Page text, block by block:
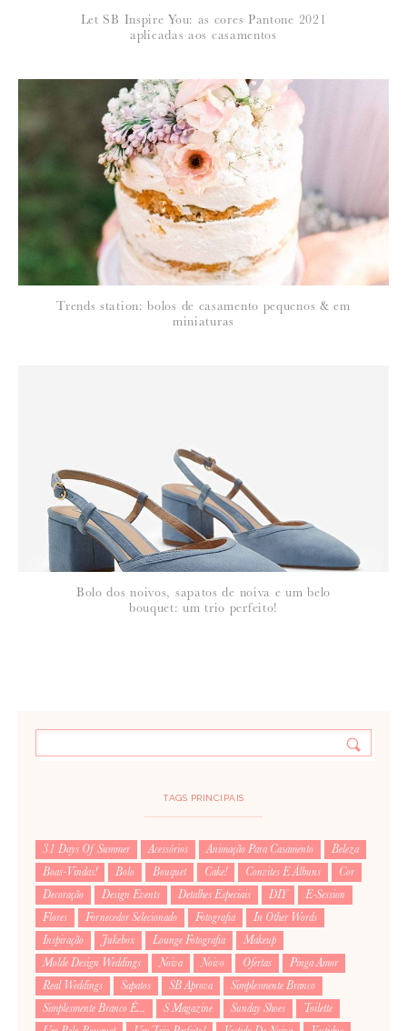
Para saber como tratamos e protegemos os seus dados, leia a nossa
política de privacidade
Let SB Inspire You: as cores Pantone 2021
aplicadas aos casamentos
Trends station: bolos de casamento pequenos & em
miniaturas
Bolo dos noivos, sapatos de noiva e um belo
bouquet: um trio perfeito!
TAGS PRINCIPAIS
31 Days Of Summer Acessórios Animação Para Casamento
Beleza
Boas-Vindas!
Bolo Bouquet Cake! Convites E Álbuns
Cor
Decoração
Design Events Detalhes Especiais DIY
E-Session
Flores
Fornecedor Selecionado Fotografia
In Other Words
Inspiração
Jukebox Lounge Fotografia
Makeup
Molde Design Weddings
Noiva Noivo Ofertas
Pinga Amor
Real Weddings
Sapatos SB Aprova
Simplesmente Branco
Simplesmente Branco É...
S Magazine Sunday Shoes
Toilette